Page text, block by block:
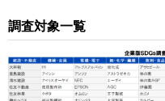
調査対象一覧